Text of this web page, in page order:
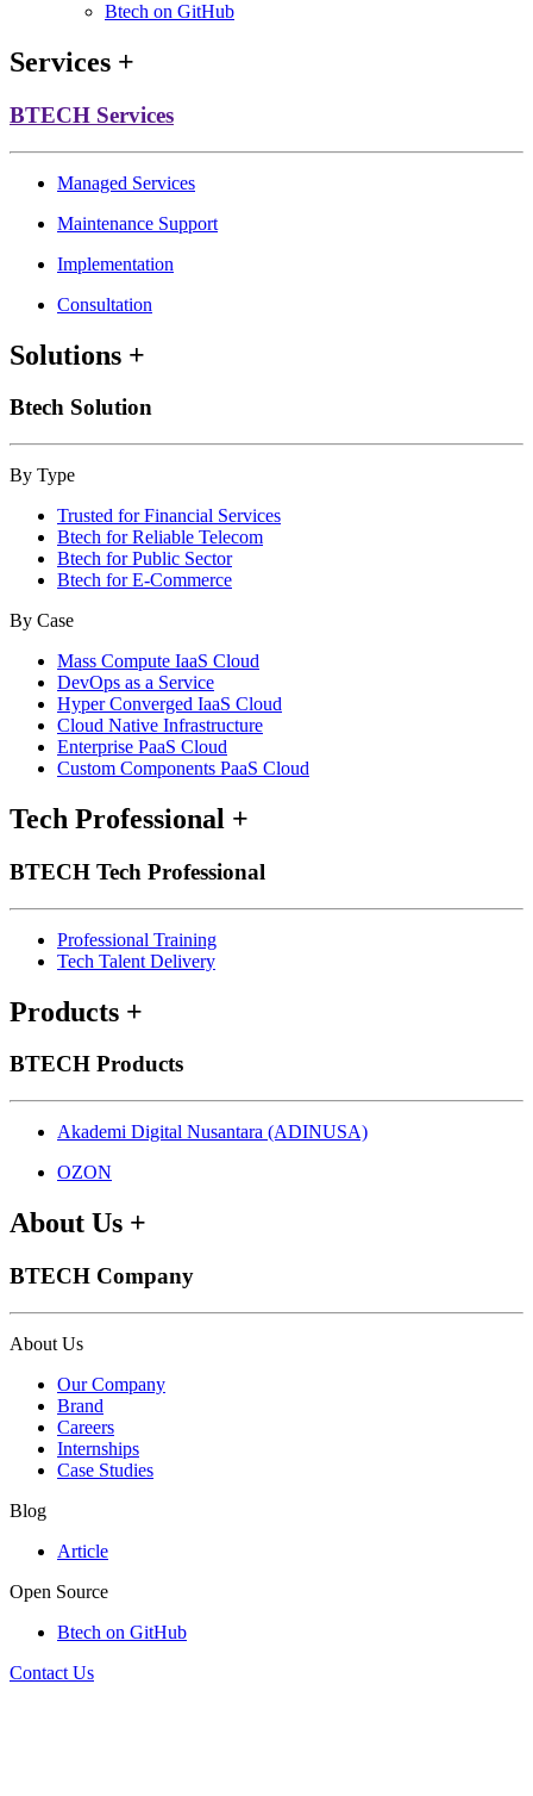
Btech on GitHub
Services +
BTECH Services
Managed Services
Maintenance Support
Implementation
Consultation
Solutions +
Btech Solution
By Type
Trusted for Financial Services
Btech for Reliable Telecom
Btech for Public Sector
Btech for E-Commerce
By Case
Mass Compute IaaS Cloud
DevOps as a Service
Hyper Converged IaaS Cloud
Cloud Native Infrastructure
Enterprise PaaS Cloud
Custom Components PaaS Cloud
Tech Professional +
BTECH Tech Professional
Professional Training
Tech Talent Delivery
Products +
BTECH Products
Akademi Digital Nusantara (ADINUSA)
OZON
About Us +
BTECH Company
About Us
Our Company
Brand
Careers
Internships
Case Studies
Blog
Article
Open Source
Btech on GitHub
Contact Us